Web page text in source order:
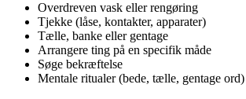
Overdreven vask eller rengøring
Tjekke (låse, kontakter, apparater)
Tælle, banke eller gentage
Arrangere ting på en specifik måde
Søge bekræftelse
Mentale ritualer (bede, tælle, gentage ord)